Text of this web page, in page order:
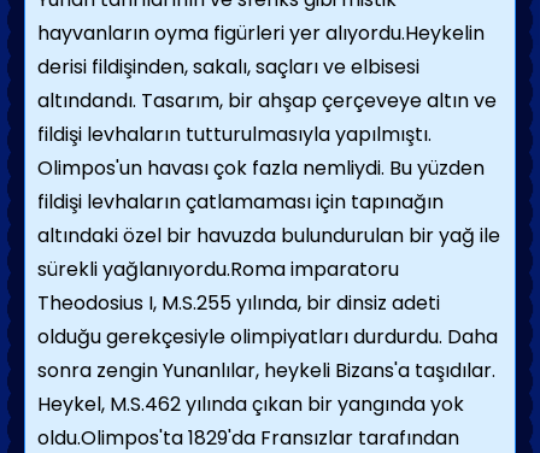
hayvanların oyma figürleri yer alıyordu.Heykelin
derisi fildişinden, sakalı, saçları ve elbisesi
altındandı. Tasarım, bir ahşap çerçeveye altın ve
fildişi levhaların tutturulmasıyla yapılmıştı.
Olimpos'un havası çok fazla nemliydi. Bu yüzden
fildişi levhaların çatlamaması için tapınağın
altındaki özel bir havuzda bulundurulan bir yağ ile
sürekli yağlanıyordu.Roma imparatoru
Theodosius I, M.S.255 yılında, bir dinsiz adeti
olduğu gerekçesiyle olimpiyatları durdurdu. Daha
sonra zengin Yunanlılar, heykeli Bizans'a taşıdılar.
Heykel, M.S.462 yılında çıkan bir yangında yok
oldu.Olimpos'ta 1829'da Fransızlar tarafından